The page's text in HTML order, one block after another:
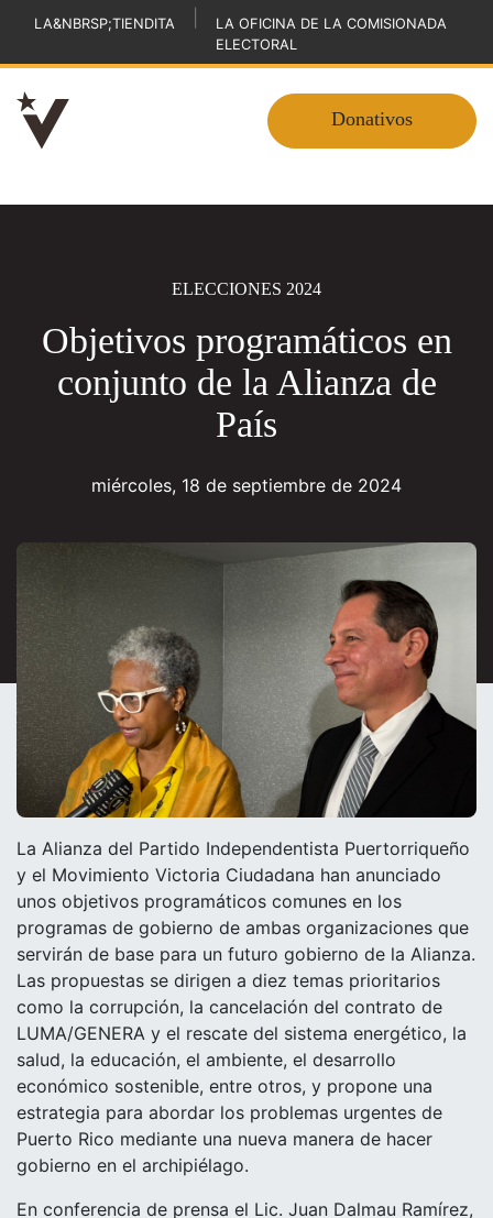
LA&NBRSP;TIENDITA
LA OFICINA DE LA COMISIONADA
ELECTORAL
Donativos
ELECCIONES 2024
Objetivos programáticos en
conjunto de la Alianza de
País
miércoles, 18 de septiembre de 2024
La Alianza del Partido Independentista Puertorriqueño
y el Movimiento Victoria Ciudadana han anunciado
unos objetivos programáticos comunes en los
programas de gobierno de ambas organizaciones que
servirán de base para un futuro gobierno de la Alianza.
Las propuestas se dirigen a diez temas prioritarios
como la corrupción, la cancelación del contrato de
LUMA/GENERA y el rescate del sistema energético, la
salud, la educación, el ambiente, el desarrollo
económico sostenible, entre otros, y propone una
estrategia para abordar los problemas urgentes de
Puerto Rico mediante una nueva manera de hacer
gobierno en el archipiélago.
En conferencia de prensa el Lic. Juan Dalmau Ramírez,